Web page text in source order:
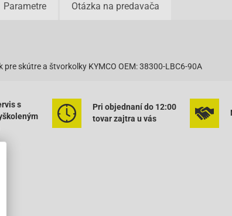
Parametre Otázka na predavača
pre skútre a štvorkolky KYMCO OEM: 38300-LBC6-90A
s
Pri objednaní do 12:00
tovar zajtra u vás